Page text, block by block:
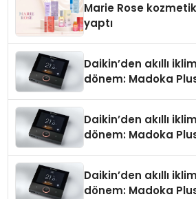
Marie Rose
yaptı
Daikin’den akıllı
dönem: Madoka
Daikin’den akıllı
dönem: Madoka
Daikin’den akıllı
dönem: Madoka